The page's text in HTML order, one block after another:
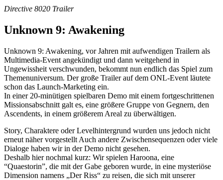
Directive 8020 Trailer
Unknown 9: Awakening
Unknown 9: Awakening, vor Jahren mit aufwendigen Trailern als
Multimedia-Event angekündigt und dann weitgehend in
Ungewissheit verschwunden, bekommt nun endlich das Spiel zum
Themenuniversum. Der große Trailer auf dem ONL-Event läutete
schon das Launch-Marketing ein.
In einer 20-minütigen spielbaren Demo mit einem fortgeschrittenen
Missionsabschnitt galt es, eine größere Gruppe von Gegnern, den
Ascendents, in einem größerem Areal zu überwältigen.
Story, Charaktere oder Levelhintergrund wurden uns jedoch nicht
erneut näher vorgestellt Auch andere Zwischensequenzen oder viele
Dialoge haben wir in der Demo nicht gesehen.
Deshalb hier nochmal kurz: Wir spielen Haroona, eine
“Quaestorin”, die mit der Gabe geboren wurde, in eine mysteriöse
Dimension namens „Der Riss“ zu reisen, die sich mit unserer